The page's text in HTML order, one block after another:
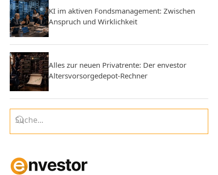
KI im aktiven Fondsmanagement: Zwischen
Anspruch und Wirklichkeit
Alles zur neuen Privatrente: Der envestor
Altersvorsorgedepot-Rechner